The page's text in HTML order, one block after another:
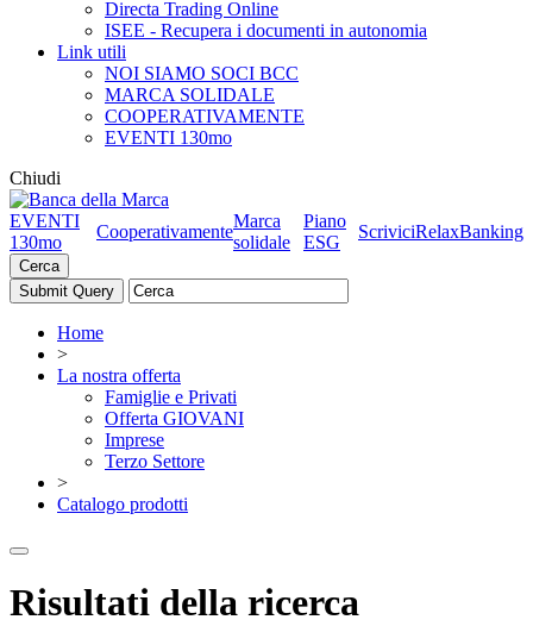
Directa Trading Online
ISEE - Recupera i documenti in autonomia
Link utili
NOI SIAMO SOCI BCC
MARCA SOLIDALE
COOPERATIVAMENTE
EVENTI 130mo
Chiudi
EVENTI
130mo
Cooperativamente
Marca
solidale
Piano
ESG
ScriviciRelaxBanking
Cerca
Home
>
La nostra offerta
Famiglie e Privati
Offerta GIOVANI
Imprese
Terzo Settore
>
Catalogo prodotti
Risultati della ricerca